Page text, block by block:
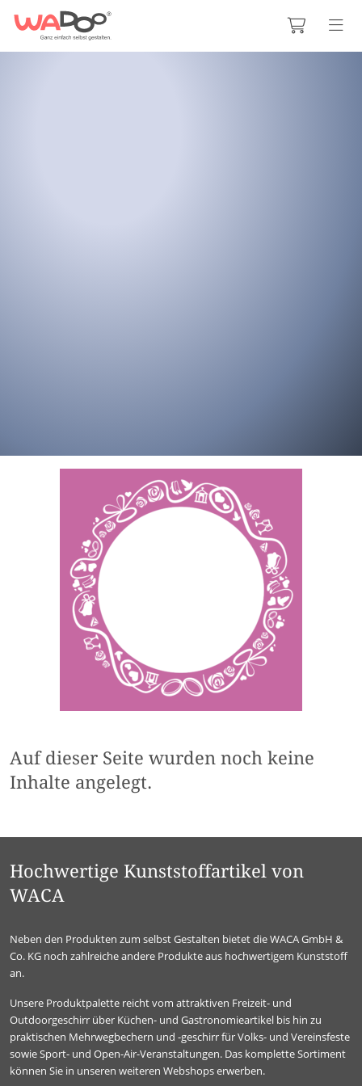
Auf dieser Seite wurden noch keine
Inhalte angelegt.
Hochwertige Kunststoffartikel von
WACA
Neben den Produkten zum selbst Gestalten bietet die WACA GmbH &
Co. KG noch zahlreiche andere Produkte aus hochwertigem Kunststoff
an.
Unsere Produktpalette reicht vom attraktiven Freizeit- und
Outdoorgeschirr über Küchen- und Gastronomieartikel bis hin zu
praktischen Mehrwegbechern und -geschirr für Volks- und Vereinsfeste
sowie Sport- und Open-Air-Veranstaltungen. Das komplette Sortiment
können Sie in unseren weiteren Webshops erwerben.